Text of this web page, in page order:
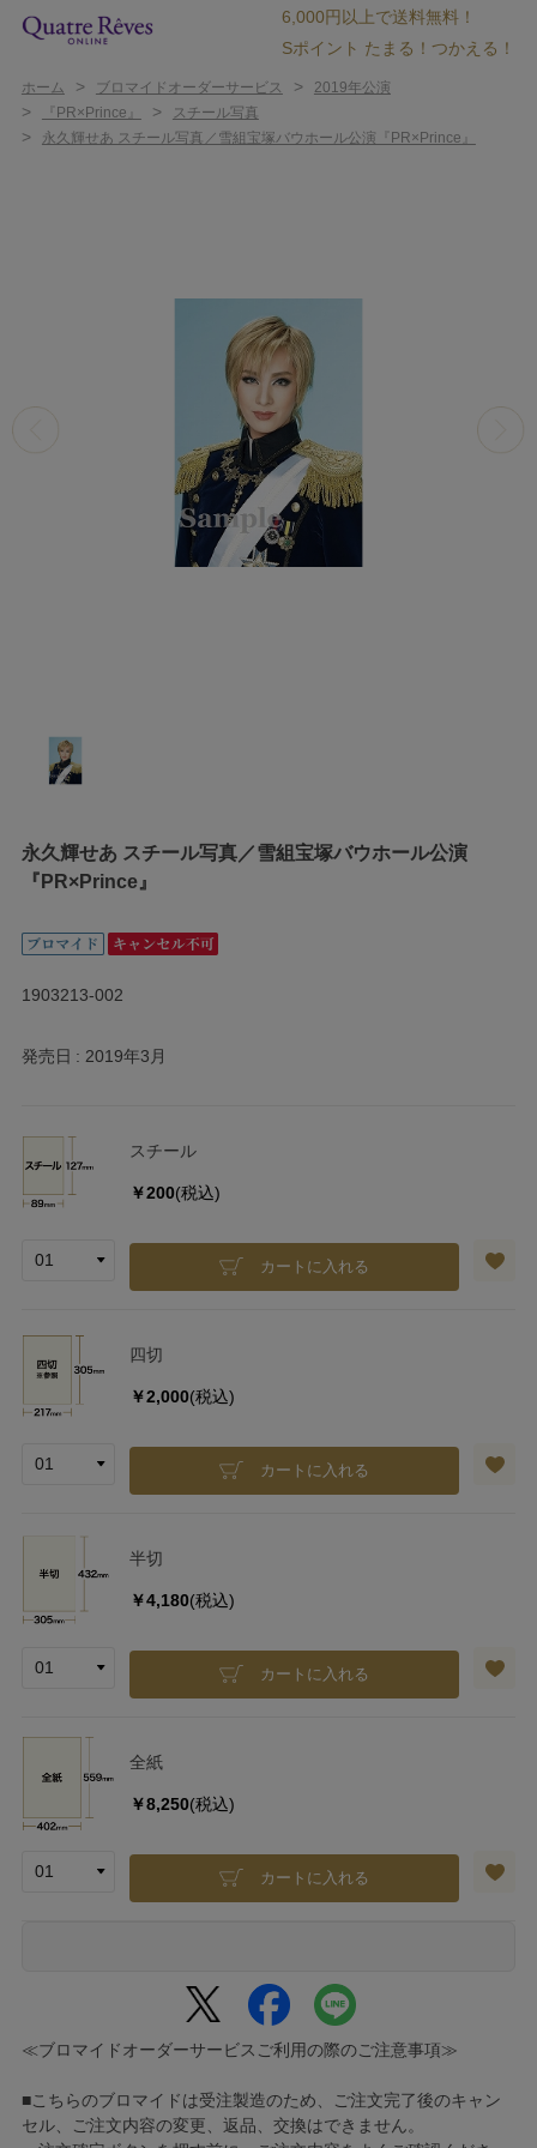
6,000円以上で送料無料！
Sポイント たまる！つかえる！
ホーム > ブロマイドオーダーサービス > 2019年公演
> 『PR×Prince』 > スチール写真
> 永久輝せあ スチール写真／雪組宝塚バウホール公演『PR×Prince』
永久輝せあ スチール写真／雪組宝塚バウホール公演
『PR×Prince』
1903213-002
発売日 2019年3月
スチール
￥200(税込)
カートに入れる
四切
￥2,000(税込)
カートに入れる
半切
￥4,180(税込)
カートに入れる
全紙
￥8,250(税込)
カートに入れる
≪ブロマイドオーダーサービスご利用の際のご注意事項≫
■こちらのブロマイドは受注製造のため、ご注文完了後のキャン
セル、ご注文内容の変更、返品、交換はできません。